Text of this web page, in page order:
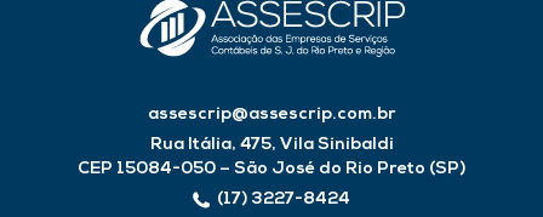
assescrip@assescrip.com.br
Rua Itália, 475, Vila Sinibaldi
CEP 15084-050 – São José do Rio Preto (SP)
(17) 3227-8424